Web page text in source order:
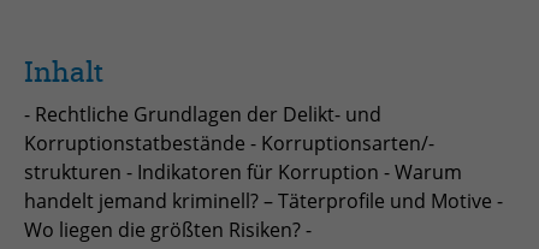
Inhalt
- Rechtliche Grundlagen der Delikt- und
Korruptionstatbestände - Korruptionsarten/-
strukturen - Indikatoren für Korruption - Warum
handelt jemand kriminell? – Täterprofile und Motive -
Wo liegen die größten Risiken? -
Zweck
Name be_lastLoginProvider
Anbieter TYPO3